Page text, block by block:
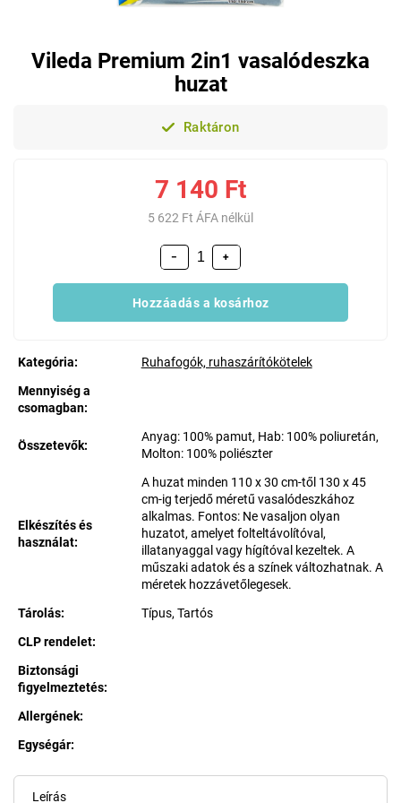
Vileda Premium 2in1 vasalódeszka
huzat
Raktáron
7 140 Ft
5 622 Ft ÁFA nélkül
+
−
Hozzáadás a kosárhoz
Kategória:
Ruhafogók, ruhaszárítókötelek
Mennyiség a
csomagban:
Összetevők:
Anyag: 100% pamut, Hab: 100% poliuretán,
Molton: 100% poliészter
Elkészítés és
használat:
A huzat minden 110 x 30 cm-től 130 x 45
cm-ig terjedő méretű vasalódeszkához
alkalmas. Fontos: Ne vasaljon olyan
huzatot, amelyet folteltávolítóval,
illatanyaggal vagy hígítóval kezeltek. A
műszaki adatok és a színek változhatnak. A
méretek hozzávetőlegesek.
Tárolás:
Típus, Tartós
CLP rendelet:
Biztonsági
figyelmeztetés:
Allergének:
Egységár:
Leírás